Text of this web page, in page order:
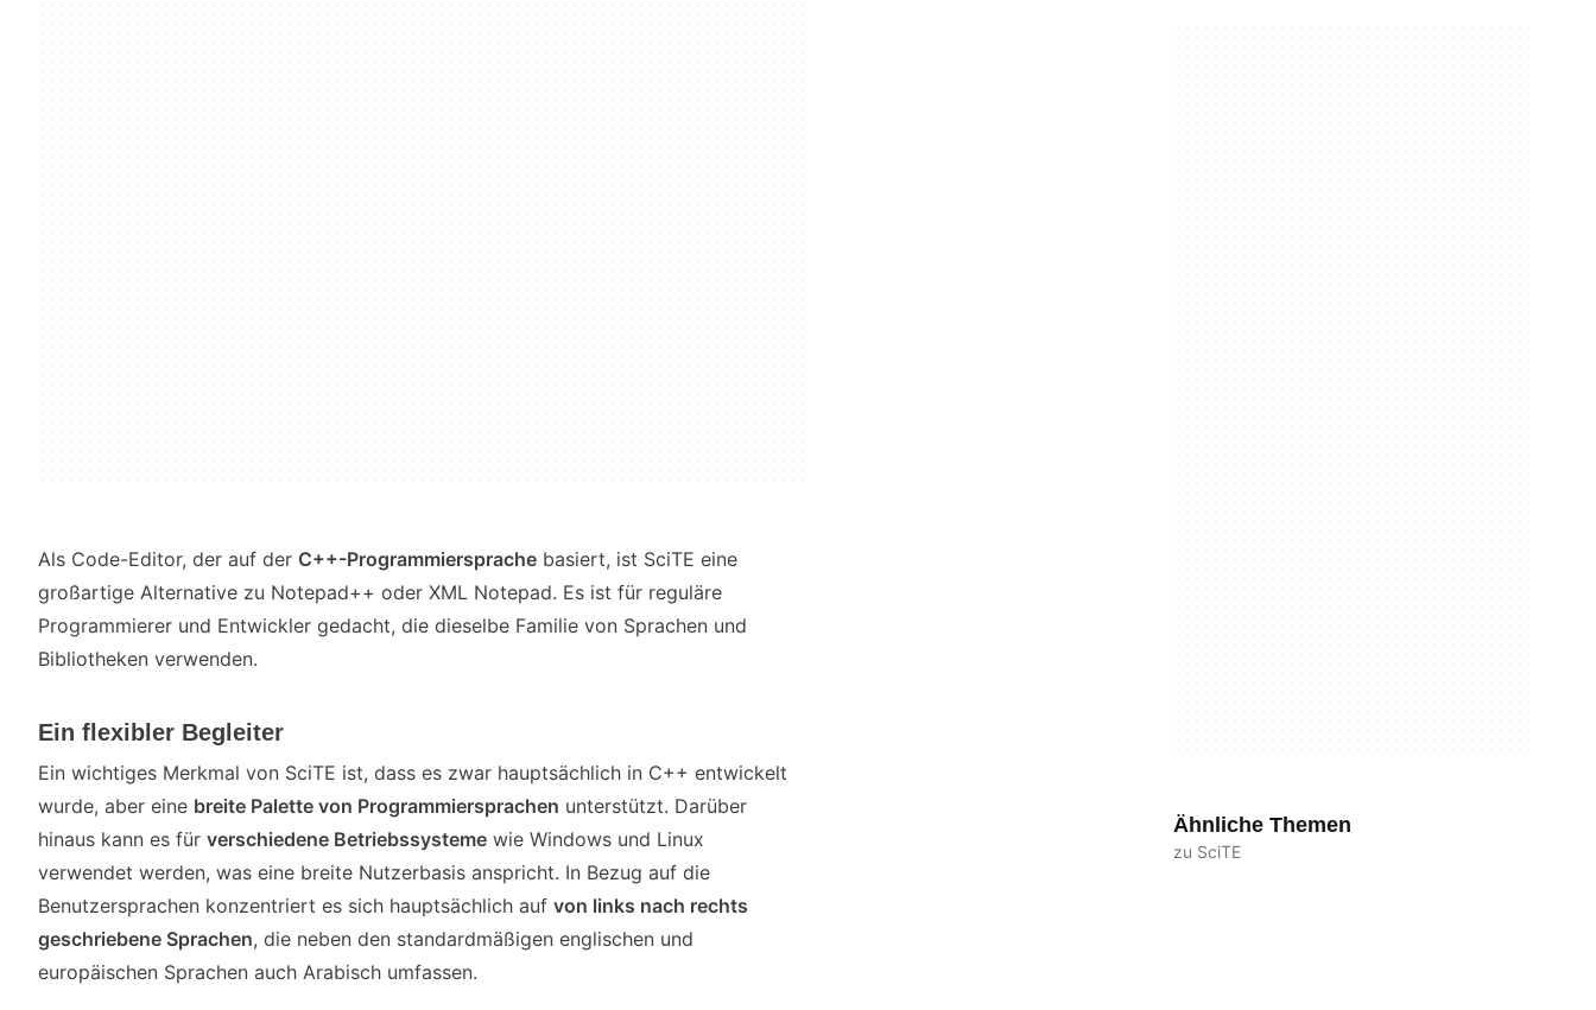
Als Code-Editor, der auf der C++-Programmiersprache basiert, ist SciTE eine
großartige Alternative zu Notepad++ oder XML Notepad. Es ist für reguläre
Programmierer und Entwickler gedacht, die dieselbe Familie von Sprachen und
Bibliotheken verwenden.
Ein flexibler Begleiter
Ein wichtiges Merkmal von SciTE ist, dass es zwar hauptsächlich in C++ entwickelt
wurde, aber eine breite Palette von Programmiersprachen unterstützt. Darüber
hinaus kann es für verschiedene Betriebssysteme wie Windows und Linux
verwendet werden, was eine breite Nutzerbasis anspricht. In Bezug auf die
Benutzersprachen konzentriert es sich hauptsächlich auf von links nach rechts
geschriebene Sprachen, die neben den standardmäßigen englischen und
europäischen Sprachen auch Arabisch umfassen.
Ähnliche Themen
zu SciTE